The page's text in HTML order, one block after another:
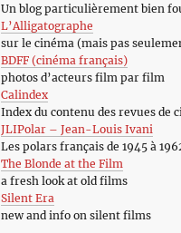
Un blog particulièrement bien
L’Alligatographe
sur le cinéma (mais pas
BDFF (cinéma français)
photos d’acteurs film par film
Calindex
Index du contenu des revues de
JLIPolar – Jean-Louis Ivani
Les polars français de 1945 à
The Blonde at the Film
a fresh look at old films
Silent Era
new and info on silent films